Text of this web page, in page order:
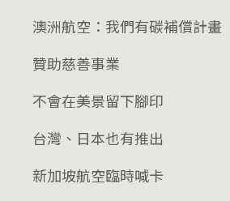
澳洲航空：我們有碳補償計畫
贊助慈善事業
不會在美景留下腳印
台灣、日本也有推出
新加坡航空臨時喊卡